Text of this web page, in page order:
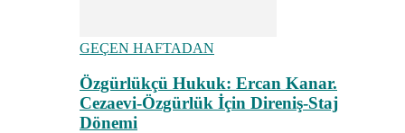
GEÇEN HAFTADAN
Özgürlükçü Hukuk: Ercan Kanar.
Cezaevi-Özgürlük İçin Direniş-Staj
Dönemi